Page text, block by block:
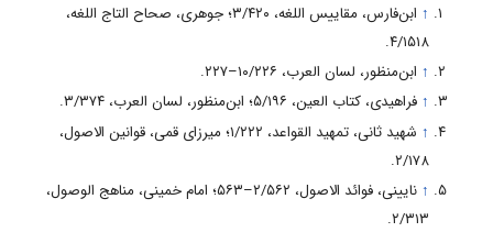
↑
ابن‌فارس، مقاییس اللغه، ۳/۴۲۰؛ جوهری، صحاح التاج اللغه،
۴/۱۵۱۸.
↑ ابن‌منظور، لسان العرب، ۱۰/۲۲۶–۲۲۷.
↑ فراهیدی، کتاب العین، ۵/۱۹۶؛ ابن‌منظور، لسان العرب، ۳/۳۷۴.
↑
شهید ثانی، تمهید القواعد، ۱/۲۲۲؛ میرزای قمی، قوانین الاصول،
۲/۱۷۸.
↑
نایینی، فوائد الاصول، ۲/۵۶۲–۵۶۳؛ امام‌ خمینی، مناهج الوصول،
۲/۳۱۳.